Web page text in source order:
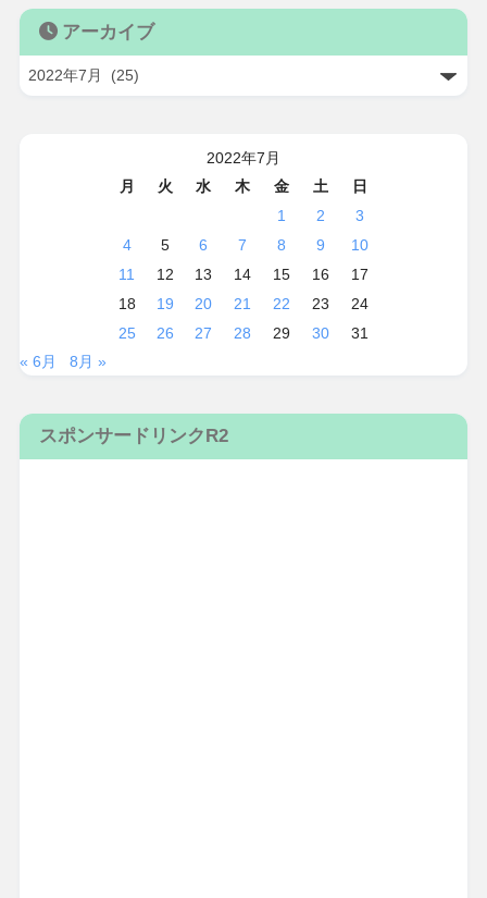
アーカイブ
2022年7月
月
火 水 木 金 土
日
1
2
3
4
5 6 7 8 9
10
11
12 13 14 15 16
17
18
19 20 21 22 23
24
25
26 27 28 29 30
31
« 6月
8月 »
スポンサードリンクR2